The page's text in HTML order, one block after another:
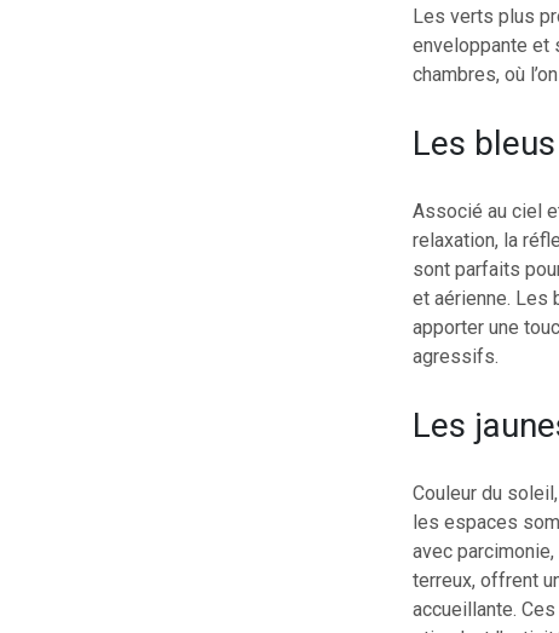
Les verts plus
enveloppante et
chambres, où
Les
Associé au ciel
relaxation, la
sont parfaits
et aérienne. Les
apporter une
agressifs.
Les
Couleur du
les espaces
avec
terreux, offrent
accueillante.